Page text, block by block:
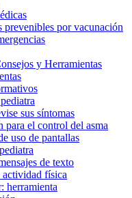
prevenibles por vacunación
y Herramientas
sus síntomas
para el control del asma
uso de pantallas
de texto
activida​d física
herramienta